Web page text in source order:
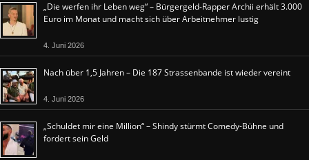
„Die werfen ihr Leben weg“ – Bürgergeld-Rapper Archii erhält 3.000
Euro im Monat und macht sich über Arbeitnehmer lustig
4. Juni 2026
Nach über 1,5 Jahren – Die 187 Strassenbande ist wieder vereint
4. Juni 2026
„Schuldet mir eine Million“ – Shindy stürmt Comedy-Bühne und
fordert sein Geld